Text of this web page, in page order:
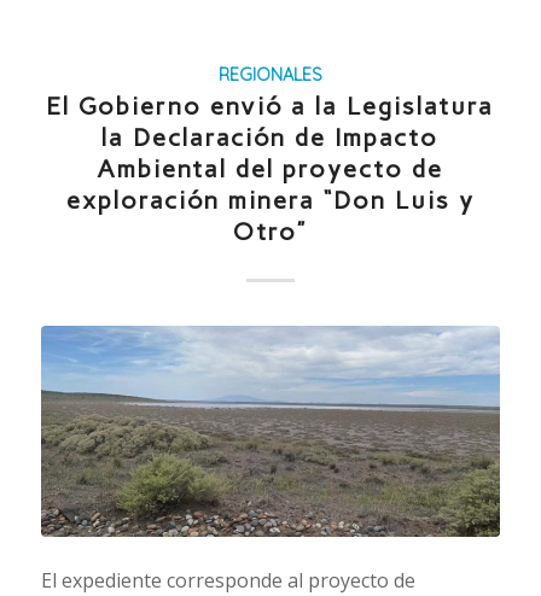
REGIONALES
El Gobierno envió a la Legislatura
la Declaración de Impacto
Ambiental del proyecto de
exploración minera “Don Luis y
Otro”
El expediente corresponde al proyecto de